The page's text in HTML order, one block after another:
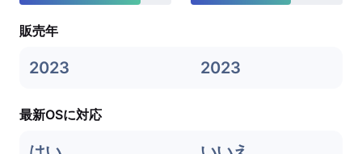
販売年
2023 2023
最新OSに対応